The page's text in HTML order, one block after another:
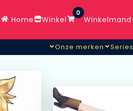
Home Winkel
0
Winkelmand
Onze merken Series